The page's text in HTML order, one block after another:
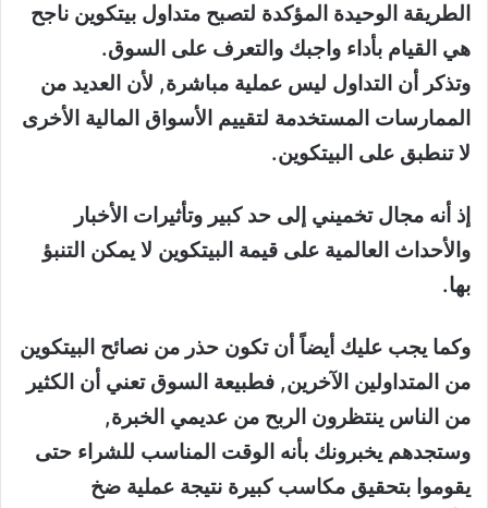
الطريقة الوحيدة المؤكدة لتصبح متداول بيتكوين ناجح
هي القيام بأداء واجبك والتعرف على السوق.
وتذكر أن التداول ليس عملية مباشرة, لأن العديد من
الممارسات المستخدمة لتقييم الأسواق المالية الأخرى
لا تنطبق على البيتكوين.
إذ أنه مجال تخميني إلى حد كبير وتأثيرات الأخبار
والأحداث العالمية على قيمة البيتكوين لا يمكن التنبؤ
بها.
وكما يجب عليك أيضاً أن تكون حذر من نصائح البيتكوين
من المتداولين الآخرين, فطبيعة السوق تعني أن الكثير
من الناس ينتظرون الربح من عديمي الخبرة,
وستجدهم يخبرونك بأنه الوقت المناسب للشراء حتى
يقوموا بتحقيق مكاسب كبيرة نتيجة عملية ضخ